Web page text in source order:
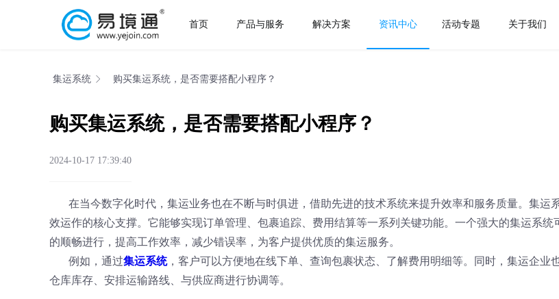
首页 产品与服务 解决方案 资讯中心 活动专题 关于我们
集运系统 购买集运系统，是否需要搭配小程序？
购买集运系统，是否需要搭配小程序？
2024-10-17 17:39:40
在当今数字化时代，集运业务也在不断与时俱进，借助先进的技术系统来提升效率和服务质量。集运
效运作的核心支撑。它能够实现订单管理、包裹追踪、费用结算等一系列关键功能。一个强大的集运系统
的顺畅进行，提高工作效率，减少错误率，为客户提供优质的集运服务。
例如，通过集运系统，客户可以方便地在线下单、查询包裹状态、了解费用明细等。同时，集运企业
仓库库存、安排运输路线、与供应商进行协调等。